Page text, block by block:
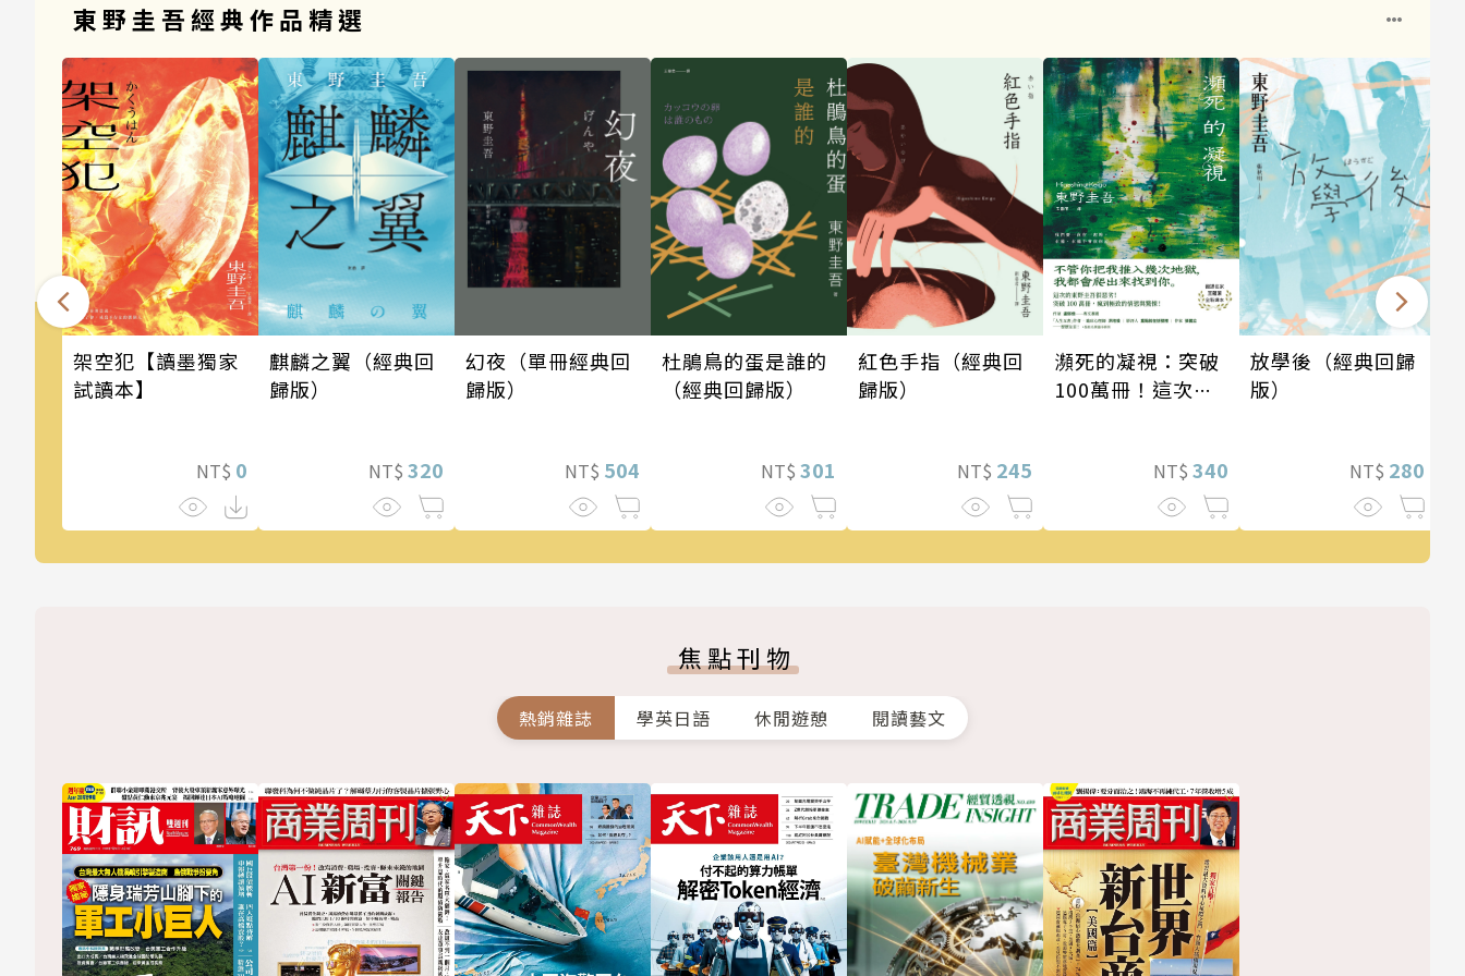
東野圭吾經典作品精選
架空犯【讀墨獨家
試讀本】
NT$ 0
麒麟之翼（經典回
歸版）
NT$ 320
幻夜（單冊經典回
歸版）
NT$ 504
杜鵑鳥的蛋是誰的
（經典回歸版）
NT$ 301
紅色手指（經典回
歸版）
NT$ 245
瀕死的凝視：突破
100萬冊！這次的
NT$ 340
放學後（經典回歸
版）
NT$ 280
焦點刊物
熱銷雜誌 學英日語 休閒遊憩 閱讀藝文